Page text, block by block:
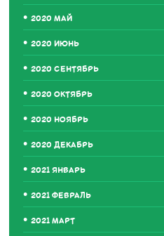
2020 МАЙ
2020 ИЮНЬ
2020 СЕНТЯБРЬ
2020 ОКТЯБРЬ
2020 НОЯБРЬ
2020 ДЕКАБРЬ
2021 ЯНВАРЬ
2021 ФЕВРАЛЬ
2021 МАРТ